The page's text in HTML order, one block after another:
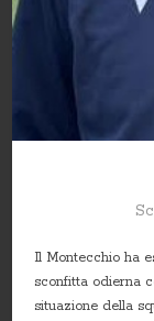
Il Montecchio ha
sconfitta odierna
situazione della